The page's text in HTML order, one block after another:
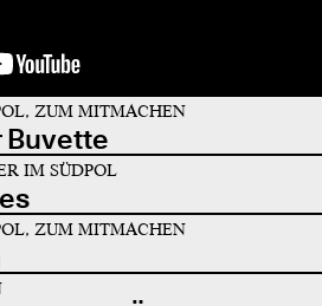
ZUM MITMACHEN
Buvette
IM SÜDPOL
ZUM MITMACHEN